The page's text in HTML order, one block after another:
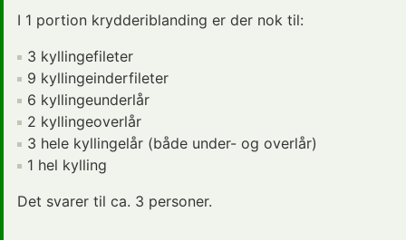
I 1 portion krydderiblanding er der nok til:
3 kyllingefileter
9 kyllingeinderfileter
6 kyllingeunderlår
2 kyllingeoverlår
3 hele kyllingelår (både under- og overlår)
1 hel kylling
Det svarer til ca. 3 personer.